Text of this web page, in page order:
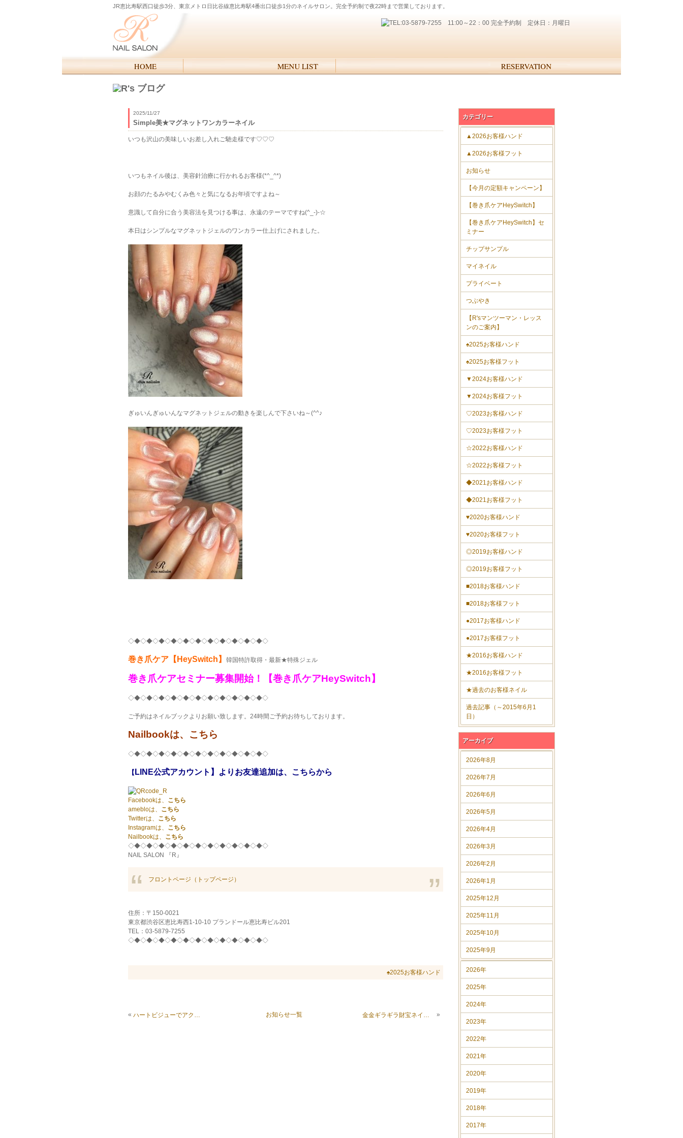
JR恵比寿駅西口徒歩3分、東京メトロ日比谷線恵比寿駅4番出口徒歩1分のネイルサロン。完全予約制で夜22時まで営業しております。
2025/11/27
Simple美★マグネットワンカラーネイル
いつも沢山の美味しいお差し入れご馳走様です♡♡♡
いつもネイル後は、美容針治療に行かれるお客様(*^_^*)
お顔のたるみやむくみ色々と気になるお年頃ですよね～
意識して自分に合う美容法を見つける事は、永遠のテーマですね(^_-)-☆
本日はシンプルなマグネットジェルのワンカラー仕上げにされました。
ぎゅいんぎゅいんなマグネットジェルの動きを楽しんで下さいね～(^^♪
◇◆◇◆◇◆◇◆◇◆◇◆◇◆◇◆◇◆◇◆◇◆◇
巻き爪ケア【HeySwitch】 韓国特許取得・最新★特殊ジェル
巻き爪ケアセミナー募集開始！【巻き爪ケアHeySwitch】
◇◆◇◆◇◆◇◆◇◆◇◆◇◆◇◆◇◆◇◆◇◆◇
ご予約はネイルブックよりお願い致します。24時間ご予約お待ちしております。
Nailbookは、こちら
◇◆◇◆◇◆◇◆◇◆◇◆◇◆◇◆◇◆◇◆◇◆◇
【 LINE公式アカウント】よりお友達追加は、こちらから
Facebookは、 こちら
amebloは、 こちら
Twitterは、 こちら
Instagramは、 こちら
Nailbookは、 こちら
◇◆◇◆◇◆◇◆◇◆◇◆◇◆◇◆◇◆◇◆◇◆◇
NAIL SALON 『R』
フロントページ（トップページ）
住所：〒150-0021
東京都渋谷区恵比寿西1-10-10 プランドール恵比寿ビル201
TEL：03-5879-7255
◇◆◇◆◇◆◇◆◇◆◇◆◇◆◇◆◇◆◇◆◇◆◇
♠2025お客様ハンド
« ハートビジューでアクセント♡ お知らせ一覧 金金ギラギラ財宝ネイル？金ぴか観音様ネイル？？？ »
カテゴリー
▲2026お客様ハンド
▲2026お客様フット
お知らせ
【今月の定額キャンペーン】
【巻き爪ケアHeySwitch】
【巻き爪ケアHeySwitch】セ
ミナー
チップサンプル
マイネイル
プライベート
つぶやき
【R'sマンツーマン・レッス
ンのご案内】
♠2025お客様ハンド
♠2025お客様フット
▼2024お客様ハンド
▼2024お客様フット
♡2023お客様ハンド
♡2023お客様フット
☆2022お客様ハンド
☆2022お客様フット
◆2021お客様ハンド
◆2021お客様フット
♥2020お客様ハンド
♥2020お客様フット
◎2019お客様ハンド
◎2019お客様フット
■2018お客様ハンド
■2018お客様フット
●2017お客様ハンド
●2017お客様フット
★2016お客様ハンド
★2016お客様フット
★過去のお客様ネイル
過去記事（～2015年6月1
日）
アーカイブ
2026年8月
2026年7月
2026年6月
2026年5月
2026年4月
2026年3月
2026年2月
2026年1月
2025年12月
2025年11月
2025年10月
2025年9月
2026年
2025年
2024年
2023年
2022年
2021年
2020年
2019年
2018年
2017年